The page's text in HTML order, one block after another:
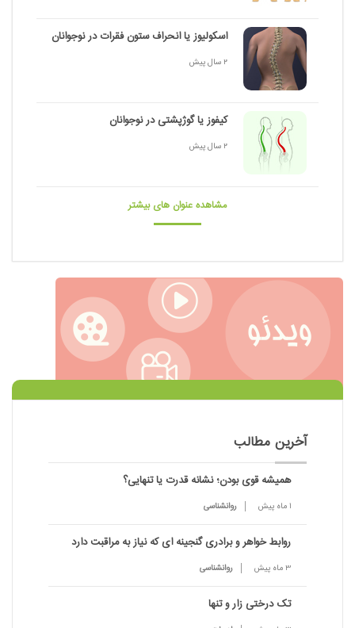
اسکولیوز یا انحراف ستون فقرات در نوجوانان
2 سال پیش
کیفوز یا گوژپشتی در نوجوانان
2 سال پیش
مشاهده عنوان های بیشتر
آخرین مطالب
همیشه قوی بودن؛ نشانه قدرت یا تنهایی؟
1 ماه پیش روانشناسی
روابط خواهر و برادری گنجینه ای که نیاز به مراقبت دارد
3 ماه پیش روانشناسی
تک درختی زار و تنها